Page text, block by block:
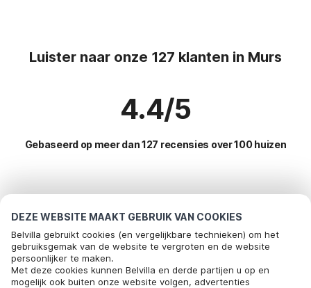
DEZE WEBSITE MAAKT GEBRUIK VAN COOKIES
Belvilla gebruikt cookies (en vergelijkbare technieken) om het
gebruiksgemak van de website te vergroten en de website
persoonlijker te maken.
Met deze cookies kunnen Belvilla en derde partijen u op en
mogelijk ook buiten onze website volgen, advertenties
Luister naar onze 127 klanten in Murs
4.4/5
Gebaseerd op meer dan 127 recensies over 100 huizen
vakantie
Top steden met top voorzieningen voor vakantie
Kindvriendelijke vakantiehuizen trans-en-provence
Populaire voorzieningen voor vakantie in Murs